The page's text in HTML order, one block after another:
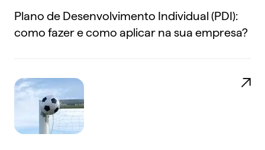
Plano de Desenvolvimento Individual (PDI):
como fazer e como aplicar na sua empresa?